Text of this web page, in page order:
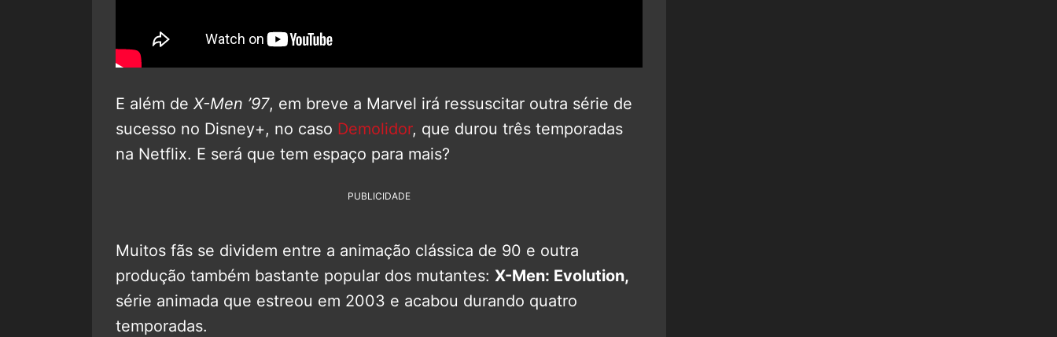
E além de X-Men ’97, em breve a Marvel irá ressuscitar outra série de
sucesso no Disney+, no caso Demolidor, que durou três temporadas
na Netflix. E será que tem espaço para mais?
PUBLICIDADE
Muitos fãs se dividem entre a animação clássica de 90 e outra
produção também bastante popular dos mutantes: X-Men: Evolution,
série animada que estreou em 2003 e acabou durando quatro
temporadas.